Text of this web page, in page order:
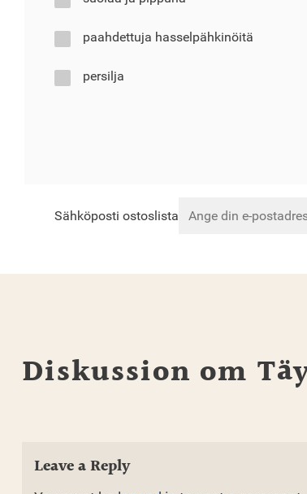
paahdettuja hasselpähkinöitä
persilja
Sähköposti ostoslista
Diskussion om
Leave a Reply